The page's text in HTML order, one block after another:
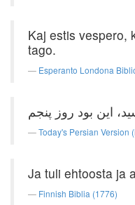
Kaj estis vespero,
tago.
Esperanto Londona
Today's Persian Version
Ja tuli ehtoosta ja
Finnish Biblia (1776)